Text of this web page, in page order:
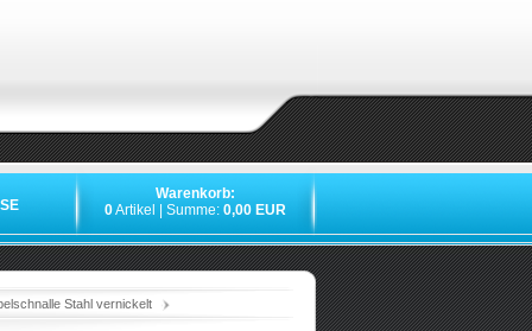
Warenkorb:
0Artikel | Summe: 0,00 EUR
Stahl vernickelt